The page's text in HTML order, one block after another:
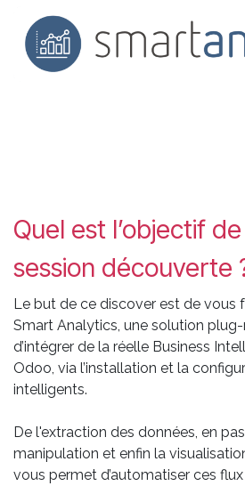
Quel est l’objectif
session découverte
Le but de ce discover est de vous
Smart Analytics, une solution
d’intégrer de la réelle Business
Odoo, via l’installation et la
intelligents.
De l'extraction des données, en
manipulation et enfin la
vous permet d’automatiser ces